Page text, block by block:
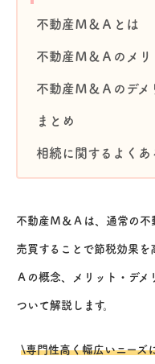
不動産Ｍ＆Ａとは
不動産Ｍ＆Ａのメリ
不動産Ｍ＆Ａのデメ
まとめ
相続に関するよくあ
不動産Ｍ＆Ａは、通常の
売買することで節税効果を
Ａの概念、メリット・デ
ついて解説します。
\専門性高く幅広いニーズ